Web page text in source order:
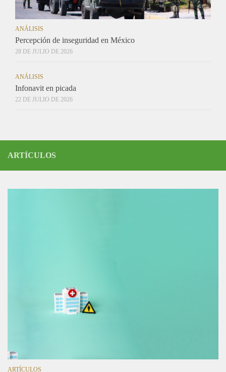
ANÁLISIS
Percepción de inseguridad en México
28 DE JULIO DE 2026
ANÁLISIS
Infonavit en picada
22 DE JULIO DE 2026
ARTÍCULOS
ARTÍCULOS